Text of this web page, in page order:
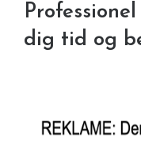
dig tid og